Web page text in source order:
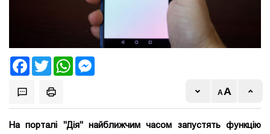
FacebookTwitter WhatsApp
На порталі "Дія" найближчим часом запустять функцію